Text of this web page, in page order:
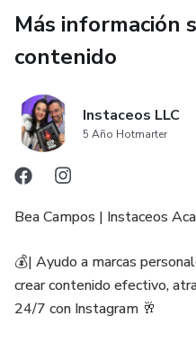
Más información
contenido
Instaceos LLC
5 Año Hotmarter
Bea Campos | Instaceos
💰| Ayudo a marcas
crear contenido efectivo,
24/7 con Instagram 🥂